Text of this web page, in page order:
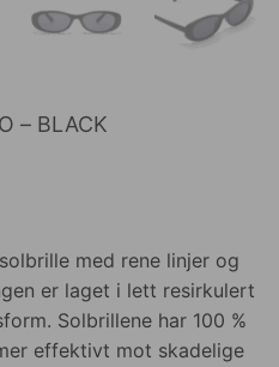
– BLACK
med rene linjer og
er laget i lett resirkulert
Solbrillene har 100 %
effektivt mot skadelige